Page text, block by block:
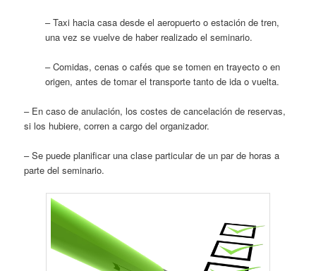
– Taxi hacia casa desde el aeropuerto o estación de tren,
una vez se vuelve de haber realizado el seminario.
– Comidas, cenas o cafés que se tomen en trayecto o en
origen, antes de tomar el transporte tanto de ida o vuelta.
– En caso de anulación, los costes de cancelación de reservas,
si los hubiere, corren a cargo del organizador.
– Se puede planificar una clase particular de un par de horas a
parte del seminario.